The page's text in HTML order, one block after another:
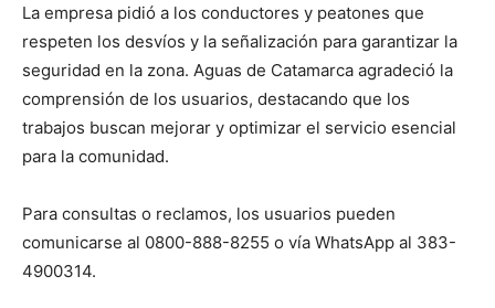
La empresa pidió a los conductores y peatones que
respeten los desvíos y la señalización para garantizar la
seguridad en la zona. Aguas de Catamarca agradeció la
comprensión de los usuarios, destacando que los
trabajos buscan mejorar y optimizar el servicio esencial
para la comunidad.
Para consultas o reclamos, los usuarios pueden
comunicarse al 0800-888-8255 o vía WhatsApp al 383-
4900314.